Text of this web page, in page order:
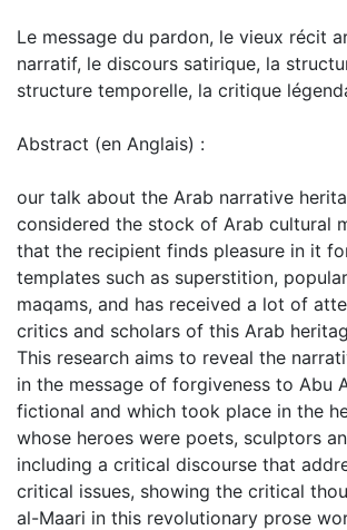
Le message du pardon, le vieux récit
narratif, le discours satirique, la
structure temporelle, la critique
Abstract (en Anglais) :
our talk about the Arab narrative
considered the stock of Arab cultural
that the recipient finds pleasure in it
templates such as superstition,
maqams, and has received a lot of
critics and scholars of this Arab
This research aims to reveal the
in the message of forgiveness to Abu
fictional and which took place in the
whose heroes were poets, sculptors
including a critical discourse that
critical issues, showing the critical
al-Maari in this revolutionary prose